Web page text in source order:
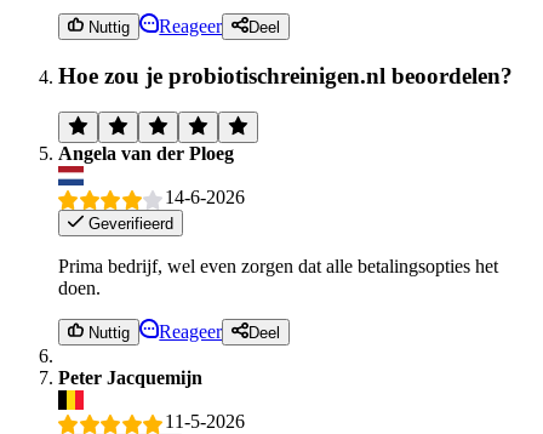
Nuttig Reageer Deel
Hoe zou je probiotischreinigen.nl beoordelen?
Angela van der Ploeg
14-6-2026
Geverifieerd
Prima bedrijf, wel even zorgen dat alle betalingsopties het
doen.
Nuttig Reageer Deel
Peter Jacquemijn
11-5-2026